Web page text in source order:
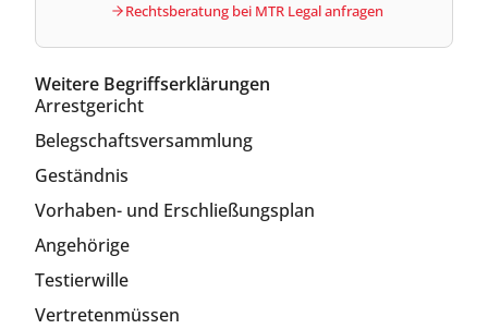
Rechtsberatung bei MTR Legal anfragen
Weitere Begriffserklärungen
Arrestgericht
Belegschaftsversammlung
Geständnis
Vorhaben- und Erschließungsplan
Angehörige
Testierwille
Vertretenmüssen